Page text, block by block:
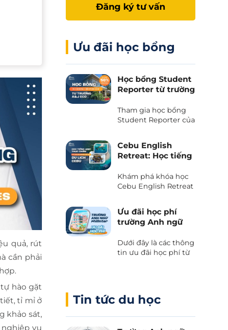
quả, rút
cần phải
hào gặt
tỉ mỉ ở
khảo sát,
vụ
Đăng ký tư vấn
Ưu đãi học bổng
Học bổng Student
Reporter từ trường
50% học phí và chi
phí ăn ở
Tham gia học bổng
Student Reporter của
trình độc quyền chỉ
có tại Phil English -
học phí, tiết kiệm tối
đa khi du học.
Cebu English
Retreat: Học tiếng
lịch trải nghiệm
tại thiên đường
Khám phá khóa học
Cebu English Retreat
kết giữa Cebu Blue
Ocean Academy và
Phil English – Học
kết hợp du lịch, và
trải nghiệm văn hóa
Ưu đãi học phí
trường Anh ngữ
Dưới đây là các thông
tin ưu đãi học phí từ
Tin tức du học